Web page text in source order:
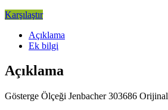
Karşılaştır
Açıklama
Ek bilgi
Açıklama
Gösterge Ölçeği Jenbacher 303686 Orijinal